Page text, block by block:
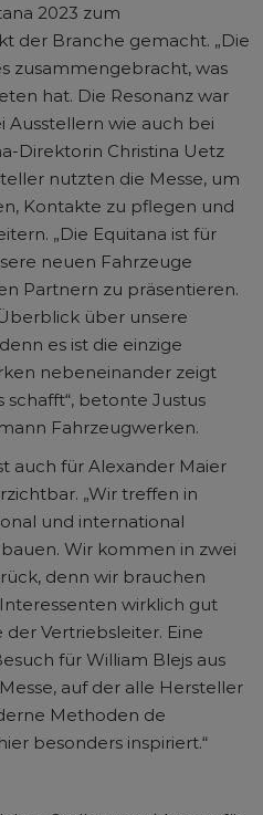
2023 zum
der Branche gemacht. „Die
zusammengebracht, was
hat. Die Resonanz war
Ausstellern wie auch bei
Direktorin Christina Uetz
nutzten die Messe, um
Kontakte zu pflegen und
„Die Equitana ist für
neuen Fahrzeuge
Partnern zu präsentieren.
über unsere
es ist die einzige
nebeneinander zeigt
betonte Justus
Fahrzeugwerken.
auch für Alexander Maier
„Wir treffen in
und international
Wir kommen in zwei
denn wir brauchen
wirklich gut
der Vertriebsleiter. Eine
für William Blejs aus
auf der alle Hersteller
Methoden de
besonders inspiriert.“